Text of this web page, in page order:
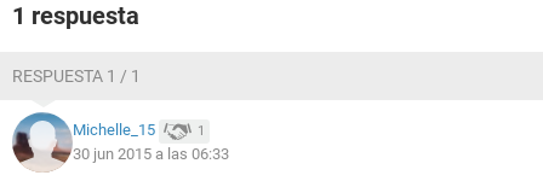
1 respuesta
RESPUESTA 1 / 1
Michelle_15 1
30 jun 2015 a las 06:33